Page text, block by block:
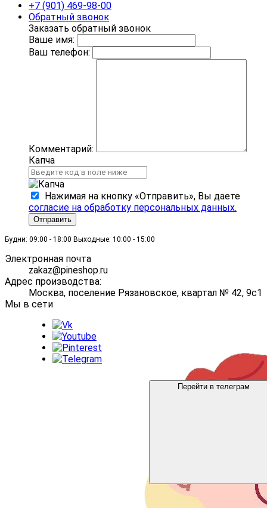
+7 (901) 469-98-00
Обратный звонок
Заказать обратный звонок
Ваше имя:
Ваш телефон:
Комментарий:
Капча
Нажимая на кнопку «Отправить», Вы даете
согласие на обработку персональных данных.
Отправить
Будни: 09:00 - 18:00 Выходные: 10:00 - 15:00
Электронная почта
zakaz@pineshop.ru
Адрес производства:
Москва, поселение Рязановское, квартал № 42, 9с1
Мы в сети
Перейти в телеграм